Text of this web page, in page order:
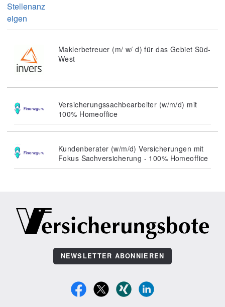
Stellenanz
eigen
Maklerbetreuer (m/ w/ d) für das Gebiet Süd-
West
Versicherungssachbearbeiter (w/m/d) mit
100% Homeoffice
Kundenberater (w/m/d) Versicherungen mit
Fokus Sachversicherung - 100% Homeoffice
NEWSLETTER ABONNIEREN